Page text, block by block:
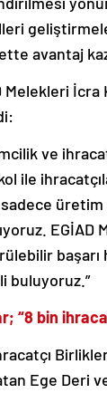
avantaj
Melekleri İcra
ve
ile
sadece
EGİAD
başarı
buluyoruz.”
“8 bin
Ege Deri